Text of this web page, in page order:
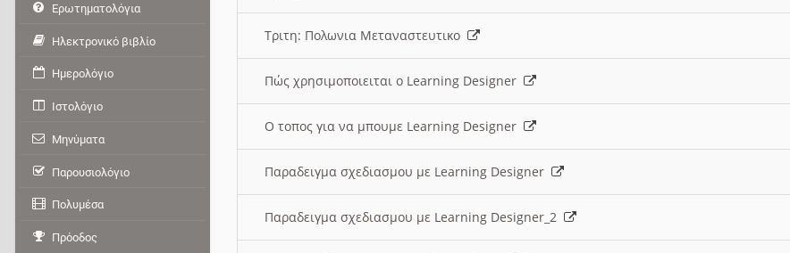
Τριτη: Πολωνια Μεταναστευτικο
Πώς χρησιμοποιειται ο Learning Designer
O τοπος για να μπουμε Learning Designer
Παραδειγμα σχεδιασμου με Learning Designer
Παραδειγμα σχεδιασμου με Learning Designer_2
Ερωτηματολόγια
Ηλεκτρονικό βιβλίο
Ημερολόγιο
Ιστολόγιο
Μηνύματα
Παρουσιολόγιο
Πολυμέσα
Πρόοδος